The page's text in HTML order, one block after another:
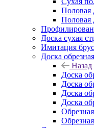
Половая
Половая
Доска сухая
Имитация
Доска обрезная
Назад
Доска
Доска
Доска
Доска